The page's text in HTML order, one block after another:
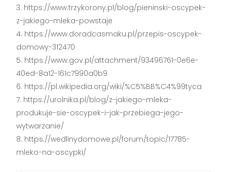
https://www.trzykorony.pl/blog/pieninski-oscypek-
z-jakiego-mleka-powstaje
https://www.doradcasmaku.pl/przepis-oscypek-
domowy-312470
https://www.gov.pl/attachment/93496761-0e6e-
40ed-8a12-161c7990a0b9
https://pl.wikipedia.org/wiki/%C5%BB%C4%99tyca
https://urolnika.pl/blog/z-jakiego-mleka-
produkuje-sie-oscypek-i-jak-przebiega-jego-
wytwarzanie/
https://wedlinydomowe.pl/forum/topic/17785-
mleko-na-oscypki/